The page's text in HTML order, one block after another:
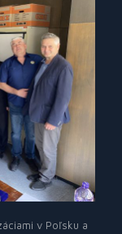
v Poľsku a